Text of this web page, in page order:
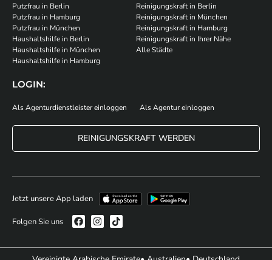
Putzfrau in Berlin
Putzfrau in Hamburg
Putzfrau in München
Haushaltshilfe in Berlin
Haushaltshilfe in München
Haushaltshilfe in Hamburg
Reinigungskraft in Berlin
Reinigungskraft in München
Reinigungskraft in Hamburg
Reinigungskraft in Ihrer Nähe
Alle Städte
LOGIN:
Als Agenturdienstleister einloggen Als Agentur einloggen
REINIGUNGSKRAFT WERDEN
Jetzt unsere App laden
Folgen Sie uns